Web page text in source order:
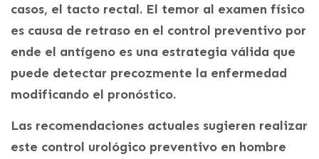
casos, el tacto rectal. El temor al examen físico
es causa de retraso en el control preventivo por
ende el antígeno es una estrategia válida que
puede detectar precozmente la enfermedad
modificando el pronóstico.
Las recomendaciones actuales sugieren realizar
este control urológico preventivo en hombre